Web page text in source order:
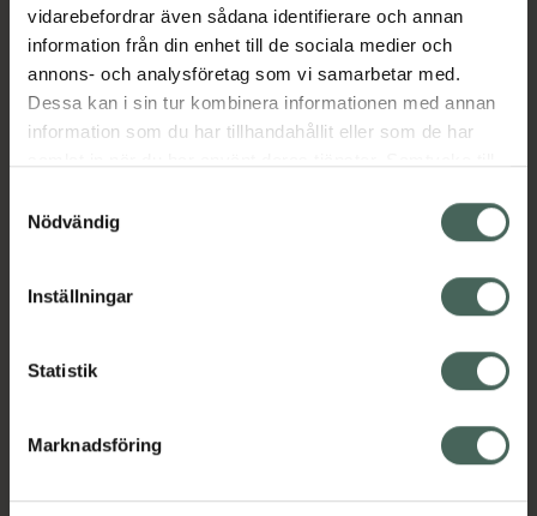
vidarebefordrar även sådana identifierare och annan
information från din enhet till de sociala medier och
annons- och analysföretag som vi samarbetar med.
Dessa kan i sin tur kombinera informationen med annan
information som du har tillhandahållit eller som de har
återkalla ditt samtycke via webbplatsens
cookieinställningar. Ett återkallat samtycke påverkar inte
lagligheten av behandling som skett innan återkallelsen.
Nödvändig
Inställningar
Statistik
Marknadsföring
Läs alltid bipacksedeln innan
användning.
EAN:05701170421439
Kronans Apotek finns här för dig. Du hittar oss från Skåne i
datorn. Oavsett vem du är så är det vårt uppdrag att
hjälpa just dig att må lite bättre. Välkommen att prata